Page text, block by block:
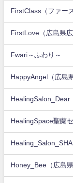
FirstClass（ファー
FirstLove（広島県広
Fwari～ふわり～
HappyAngel（広島
HealingSalon_Dear
HealingSpace聖蘭
Honey_Bee（広島県